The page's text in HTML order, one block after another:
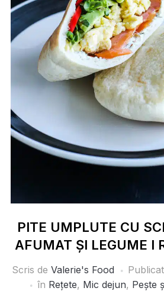
PITE UMPLUTE CU
AFUMAT ȘI LEGUME I
Scris de Valerie's Food
în Rețete, Mic dejun, Pește